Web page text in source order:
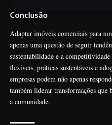
Conclusão
Adaptar imóveis comerciais para
apenas uma questão de seguir
sustentabilidade e a
flexíveis, práticas sustentáveis e
empresas podem não apenas
também liderar transformações que
a comunidade.